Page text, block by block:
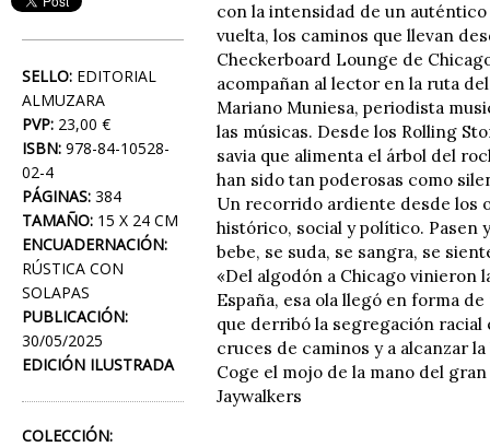
SELLO: EDITORIAL
ALMUZARA
PVP: 23,00 €
ISBN: 978-84-10528-
02-4
PÁGINAS: 384
TAMAÑO: 15 X 24 CM
ENCUADERNACIÓN:
RÚSTICA CON
SOLAPAS
PUBLICACIÓN:
30/05/2025
EDICIÓN ILUSTRADA
COLECCIÓN:
con la intensidad de un
vuelta, los caminos que llevan
Checkerboard Lounge de
acompañan al lector en la ruta
Mariano Muniesa, periodista
las músicas. Desde los Rolling
savia que alimenta el árbol del
han sido tan poderosas como
Un recorrido ardiente desde los
histórico, social y político. Pasen
bebe, se suda, se sangra, se
«Del algodón a Chicago vinieron
España, esa ola llegó en forma
que derribó la segregación
cruces de caminos y a alcanzar
Coge el mojo de la mano del
Jaywalkers